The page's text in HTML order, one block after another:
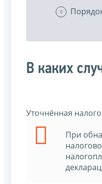
В каких
Уточнённая
При